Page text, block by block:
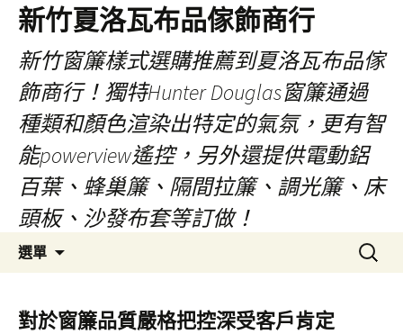
新竹夏洛瓦布品傢飾商行
新竹窗簾樣式選購推薦到夏洛瓦布品傢
飾商行！獨特Hunter Douglas窗簾通過
種類和顏色渲染出特定的氣氛，更有智
能powerview遙控，另外還提供電動鋁
百葉、蜂巢簾、隔間拉簾、調光簾、床
頭板、沙發布套等訂做！
選單
容
搜
尋
對於窗簾品質嚴格把控深受客戶肯定